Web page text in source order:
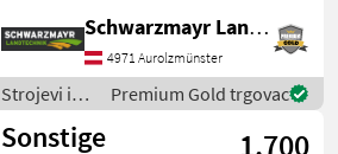
bala 120x70cm i duljinama
bala od 1, 0m do 2, 70m - s
rotacijskim reznim
uređajem s
Schwarzmayr Landtechnik GmbH - Aurolzmünster
4971 Aurolzmünster
Strojevi i
oprema za
travu i
Premium Gold trgovac
Sonstige
1.700